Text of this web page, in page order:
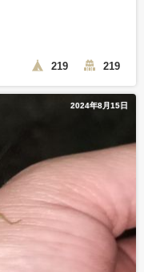
219 219
2024年8月15日